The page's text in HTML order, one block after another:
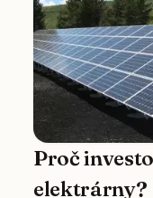
Proč
elektrárny?